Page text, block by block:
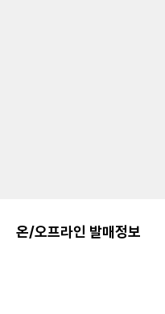
온/오프라인 발매정보